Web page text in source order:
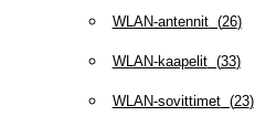
WLAN-antennit(26)
WLAN-kaapelit(33)
WLAN-sovittimet(23)